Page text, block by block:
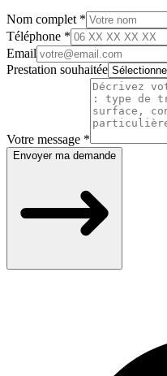
Nom complet *
Téléphone *
Email
Prestation souhaitée
Votre message *
Envoyer ma demande